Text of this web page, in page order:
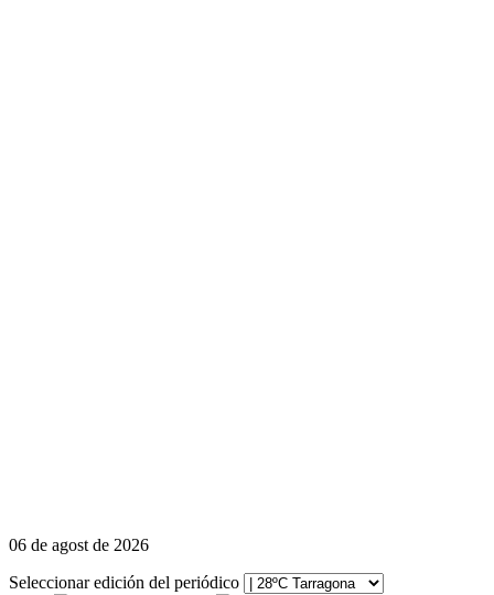
06 de agost de 2026
Seleccionar edición del periódico